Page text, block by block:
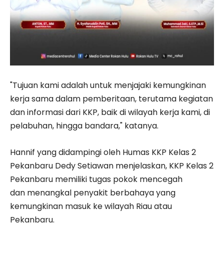
"Tujuan kami adalah untuk menjajaki kemungkinan
kerja sama dalam pemberitaan, terutama kegiatan
dan informasi dari KKP, baik di wilayah kerja kami, di
pelabuhan, hingga bandara," katanya.
Hannif yang didampingi oleh Humas KKP Kelas 2
Pekanbaru Dedy Setiawan menjelaskan, KKP Kelas 2
Pekanbaru memiliki tugas pokok mencegah
dan menangkal penyakit berbahaya yang
kemungkinan masuk ke wilayah Riau atau
Pekanbaru.